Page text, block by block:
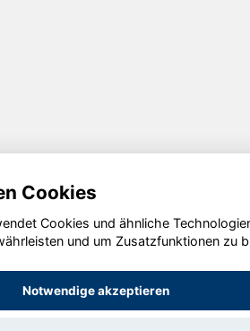
Cookies
Cookies und ähnliche
und um Zusatzfunktionen zu
Notwendige akzeptieren